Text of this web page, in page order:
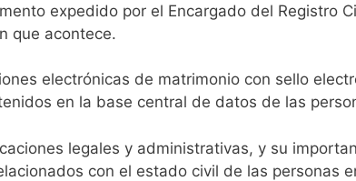
expedido por el Encargado del Registro
que acontece.
electrónicas de matrimonio con sello
en la base central de datos de las
legales y administrativas, y su
con el estado civil de las personas